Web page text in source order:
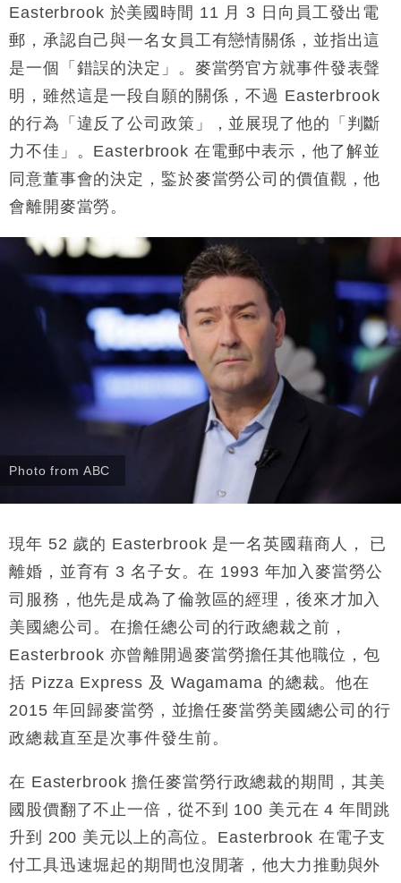
13:44
財經｜內地7月美元計價出口增近24%勝預期 貿易順
差達1125億美元
12:44
財經｜日本春季三度入市撐日圓 4月單日斥6.28萬億
日圓干預創新高
11:12
國際｜特朗普料美伊戰事快結束 承認部分彈藥庫存緊
張
15:59
財經｜SA售股自救後再出手 斥4億美元押注未上市公
司
Easterbrook 於美國時間 11 月 3 日向員工發出電
郵，承認自己與一名女員工有戀情關係，並指出這
是一個「錯誤的決定」。麥當勞官方就事件發表聲
明，雖然這是一段自願的關係，不過 Easterbrook
的行為「違反了公司政策」，並展現了他的「判斷
力不佳」。Easterbrook 在電郵中表示，他了解並
同意董事會的決定，鍳於麥當勞公司的價值觀，他
會離開麥當勞。
Photo from ABC
現年 52 歲的 Easterbrook 是一名英國藉商人， 已
離婚，並育有 3 名子女。在 1993 年加入麥當勞公
司服務，他先是成為了倫敦區的經理，後來才加入
美國總公司。在擔任總公司的行政總裁之前，
Easterbrook 亦曾離開過麥當勞擔任其他職位，包
括 Pizza Express 及 Wagamama 的總裁。他在
2015 年回歸麥當勞，並擔任麥當勞美國總公司的行
政總裁直至是次事件發生前。
在 Easterbrook 擔任麥當勞行政總裁的期間，其美
國股價翻了不止一倍，從不到 100 美元在 4 年間跳
升到 200 美元以上的高位。Easterbrook 在電子支
付工具迅速堀起的期間也沒閒著，他大力推動與外